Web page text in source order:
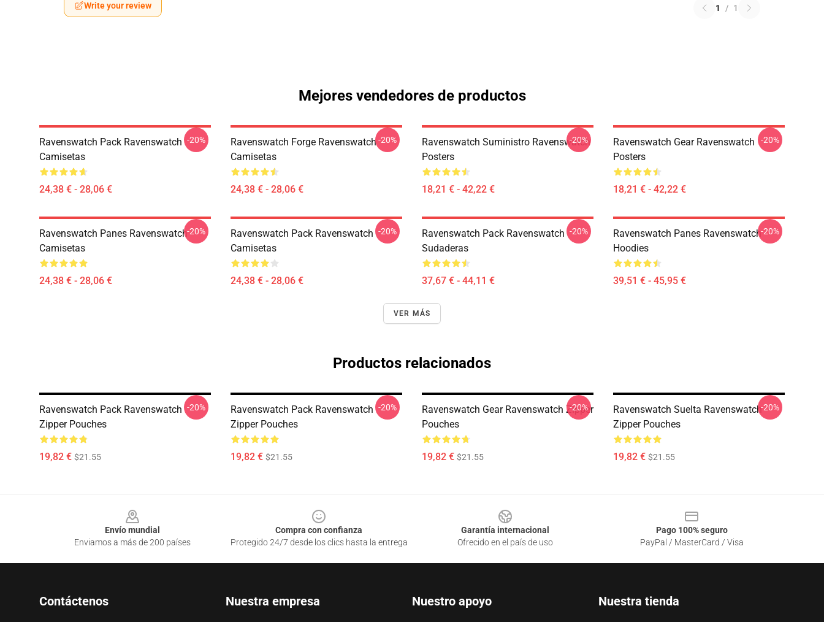
Write your review 1 / 1
Mejores vendedores de productos
Ravenswatch Pack Ravenswatch
Camisetas
24,38 € - 28,06 €
-20%
Ravenswatch Forge Ravenswatch
Camisetas
24,38 € - 28,06 €
-20%
Ravenswatch Suministro Ravenswatch
Posters
18,21 € - 42,22 €
-20%
Ravenswatch Gear Ravenswatch
Posters
18,21 € - 42,22 €
-20%
Ravenswatch Panes Ravenswatch
Camisetas
24,38 € - 28,06 €
-20%
Ravenswatch Pack Ravenswatch
Camisetas
24,38 € - 28,06 €
-20%
Ravenswatch Pack Ravenswatch
Sudaderas
37,67 € - 44,11 €
-20%
Ravenswatch Panes Ravenswatch
Hoodies
39,51 € - 45,95 €
-20%
VER MÁS
Productos relacionados
Ravenswatch Pack Ravenswatch
Zipper Pouches
19,82 € $21.55
-20%
Ravenswatch Pack Ravenswatch
Zipper Pouches
19,82 € $21.55
-20%
Ravenswatch Gear Ravenswatch Zipper
Pouches
19,82 € $21.55
-20%
Ravenswatch Suelta Ravenswatch
Zipper Pouches
19,82 € $21.55
-20%
Envío mundial
Enviamos a más de 200 países
Compra con confianza
Protegido 24/7 desde los clics hasta la entrega
Garantía internacional
Ofrecido en el país de uso
Pago 100% seguro
PayPal / MasterCard / Visa
Contáctenos Nuestra empresa Nuestro apoyo Nuestra tienda